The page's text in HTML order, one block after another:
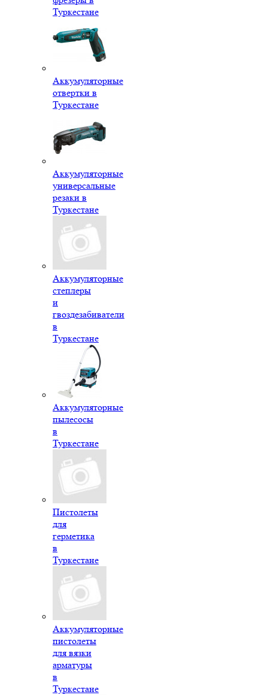
Туркестане
Аккумуляторные
отвертки в
Туркестане
Аккумуляторные
универсальные
резаки в
Туркестане
Аккумуляторные
степлеры
и
гвоздезабиватели
в
Туркестане
Аккумуляторные
пылесосы
в
Туркестане
Пистолеты
для
герметика
в
Туркестане
Аккумуляторные
пистолеты
для вязки
арматуры
в
Туркестане